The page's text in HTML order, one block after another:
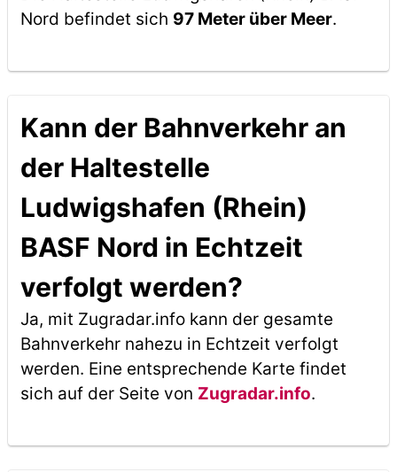
Nord befindet sich 97 Meter über Meer.
Kann der Bahnverkehr an
der Haltestelle
Ludwigshafen (Rhein)
BASF Nord in Echtzeit
verfolgt werden?
Ja, mit Zugradar.info kann der gesamte
Bahnverkehr nahezu in Echtzeit verfolgt
werden. Eine entsprechende Karte findet
sich auf der Seite von Zugradar.info.